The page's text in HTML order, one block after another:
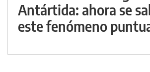
Antártida: ahora se
este fenómeno